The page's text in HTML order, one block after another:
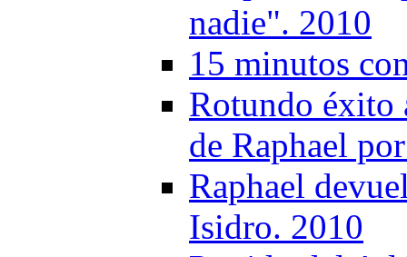
nadie". 2010
15 minutos
Rotundo éxito
de Raphael
Raphael
Isidro. 2010